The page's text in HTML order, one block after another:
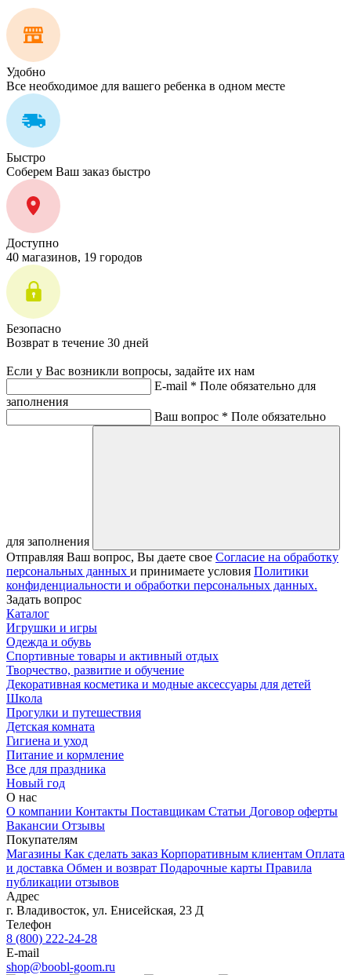
Удобно
Все необходимое для вашего ребенка в одном месте
Быстро
Соберем Ваш заказ быстро
Доступно
40 магазинов, 19 городов
Безопасно
Возврат в течение 30 дней
Если у Вас возникли вопросы, задайте их нам
E-mail * Поле обязательно для
заполнения
Ваш вопрос * Поле обязательно
для заполнения
Отправляя Ваш вопрос, Вы даете свое Согласие на обработку
персональных данных и принимаете условия Политики
конфиденциальности и обработки персональных данных.
Задать вопрос
Каталог
Игрушки и игры
Одежда и обувь
Спортивные товары и активный отдых
Творчество, развитие и обучение
Декоративная косметика и модные аксессуары для детей
Школа
Прогулки и путешествия
Детская комната
Гигиена и уход
Питание и кормление
Все для праздника
Новый год
О нас
О компании Контакты Поставщикам Статьи Договор оферты
Вакансии Отзывы
Покупателям
Магазины Как сделать заказ Корпоративным клиентам Оплата
и доставка Обмен и возврат Подарочные карты Правила
публикации отзывов
Адрес
г. Владивосток, ул. Енисейская, 23 Д
Телефон
8 (800) 222-24-28
E-mail
shop@boobl-goom.ru